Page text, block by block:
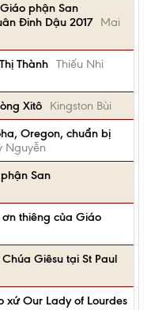
phận San
Đinh Dậu 2017
Mai
Thành Thiếu Nhi
Xitô
Kingston Bùi
Oregon, chuẩn bị
Nguyễn
San
thiêng của Giáo
Giêsu tại St Paul
xứ Our Lady of Lourdes